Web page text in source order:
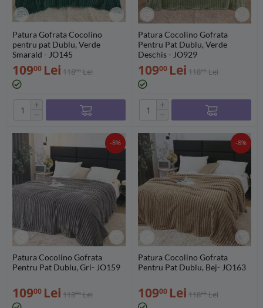
Patura Gofrata Cocolino
pentru pat Dublu, Verde
Smarald - JO145
10900 Lei 11800 Lei
+
−
Patura Cocolino Gofrata
Pentru Pat Dublu, Verde
Deschis - JO929
10900 Lei 11800 Lei
+
−
-8%
Patura Cocolino Gofrata
Pentru Pat Dublu, Gri- JO159
10900 Lei 11800 Lei
-8%
Patura Cocolino Gofrata
Pentru Pat Dublu, Bej- JO163
10900 Lei 11800 Lei